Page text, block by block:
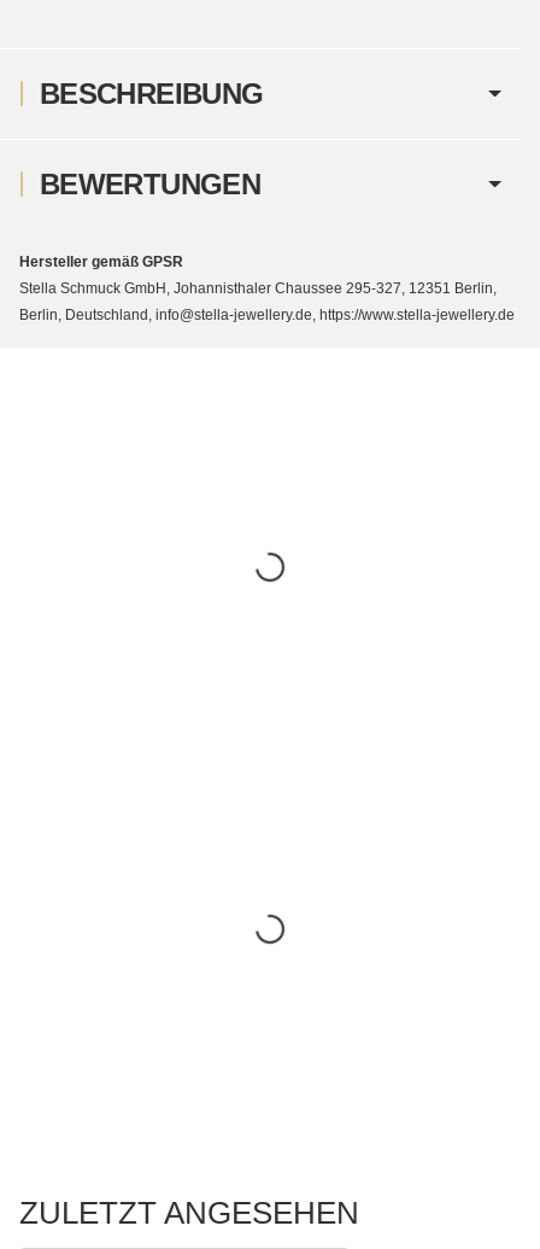
BESCHREIBUNG
BEWERTUNGEN
Hersteller gemäß GPSR
Stella Schmuck GmbH, Johannisthaler Chaussee 295-327, 12351 Berlin,
Berlin, Deutschland, info@stella-jewellery.de, https://www.stella-jewellery.de
ZULETZT ANGESEHEN